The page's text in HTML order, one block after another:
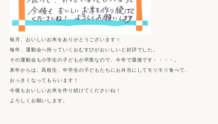
毎月、おいしいお米をありがとうございます！
毎年、運動会へ持っていくおむすびがおいしいと好評でした。
その運動会も小学生の子どもが卒業なので、今年で最後です・・・・。
来年からは、高校生、中学生の子どもたちにお弁当にしてモリモリ食べて、
おっきくなってもらいます！
今後もおいしいお米を作り続けてくださいね！
よろしくお願いします。